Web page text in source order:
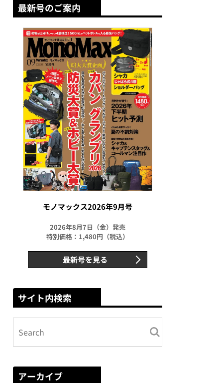
最新号のご案内
モノマックス2026年9月号
2026年8月7日（金）発売
特別価格：1,480円（税込）
最新号を見る
サイト内検索
アーカイブ